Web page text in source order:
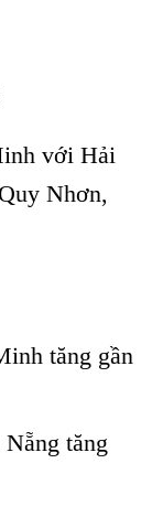
với Hải
Nhơn,
tăng gần
tăng